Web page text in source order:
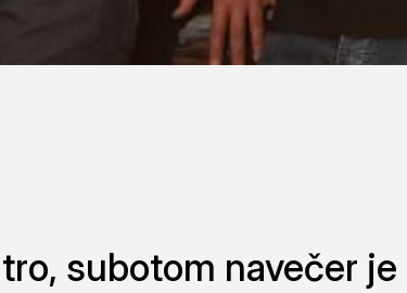
subotom navečer